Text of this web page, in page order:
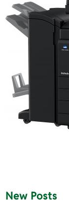
New Posts